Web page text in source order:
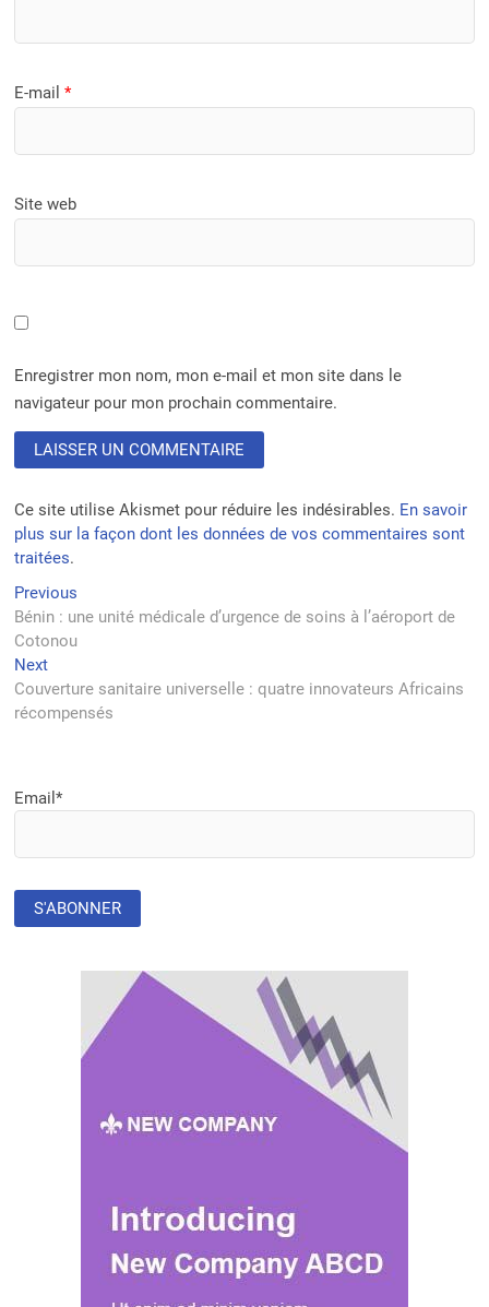
E-mail*
Site web
Enregistrer mon nom, mon e-mail et mon site dans le
navigateur pour mon prochain commentaire.
Ce site utilise Akismet pour réduire les indésirables. En savoir
plus sur la façon dont les données de vos commentaires sont
traitées.
Navigation
de
l’article
Previous
post:
Bénin : une unité médicale d’urgence de soins à l’aéroport de
Cotonou
NextNext
post:
Couverture sanitaire universelle : quatre innovateurs Africains
récompensés
Email*